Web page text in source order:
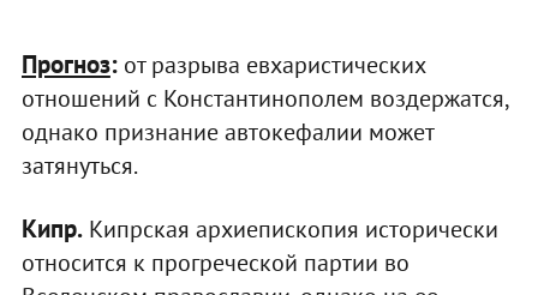
Прогноз:от разрыва евхаристических
отношений с Константинополем воздержатся,
однако признание автокефалии может
затянуться.
Кипр.Кипрская архиепископия исторически
относится к прогреческой партии во